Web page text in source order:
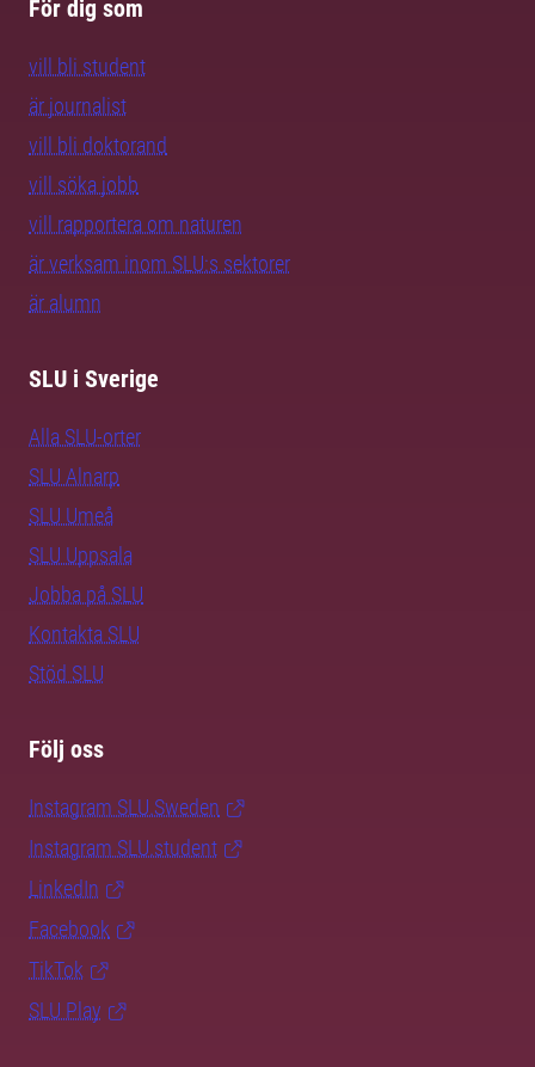
För dig som
vill bli student
är journalist
vill bli doktorand
vill söka jobb
vill rapportera om naturen
är verksam inom SLU:s sektorer
är alumn
SLU i Sverige
Alla SLU-orter
SLU Alnarp
SLU Umeå
SLU Uppsala
Jobba på SLU
Kontakta SLU
Stöd SLU
Följ oss
Instagram SLU.Sweden
Instagram SLU.student
LinkedIn
Facebook
TikTok
SLU Play